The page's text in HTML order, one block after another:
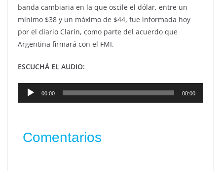
banda cambiaria en la que oscile el dólar, entre un
mínimo $38 y un máximo de $44, fue informada hoy
por el diario Clarín, como parte del acuerdo que
Argentina firmará con el FMI.
ESCUCHÁ EL AUDIO:
Reproductor
de
00:00 00:00
Comentarios